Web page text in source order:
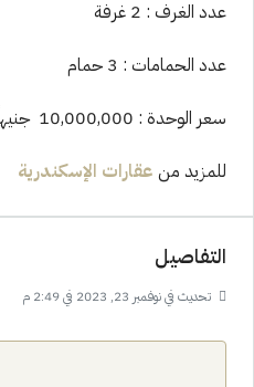
عدد الغرف : 2 غرفة
عدد الحمامات : 3 حمام
سعر الوحدة : 10,000,000 جنيهاً مصريا
للمزيد من عقارات الإسكندرية
التفاصيل
تحديث في نوفمبر 23, 2023 في 2:49 م